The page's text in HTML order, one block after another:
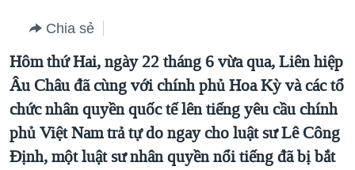
hướng
chính
Đi
tới
"Tìm"
DIỄN ĐÀN
MỤC
TỰ DO BÁO CHÍ
VẠCH TRẦN TIN GIẢ
NGƯỜI VIỆT HẢI NGOẠI
CHUYÊN ĐỀ
CHIẾN TRANH THƯƠNG MẠI CỦA MỸ: QUÁ KHỨ VÀ HIỆN
TẠI
HÀNH TRÌNH BẦU CỬ 2024
HỌC TIẾNG ANH
VIDEO
Chia sẻ
Hôm thứ Hai, ngày 22 tháng 6 vừa qua, Liên hiệp
Âu Châu đã cùng với chính phủ Hoa Kỳ và các tổ
chức nhân quyền quốc tế lên tiếng yêu cầu chính
phủ Việt Nam trả tự do ngay cho luật sư Lê Công
Định, một luật sư nhân quyền nổi tiếng đã bị bắt